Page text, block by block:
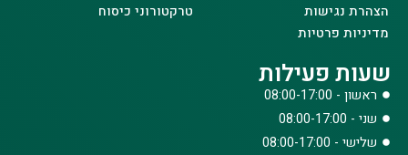
הצהרת נגישות
מדיניות פרטיות
טרקטורוני כיסוח
שעות פעילות
ראשון - 08:00-17:00
שני - 08:00-17:00
שלישי - 08:00-17:00